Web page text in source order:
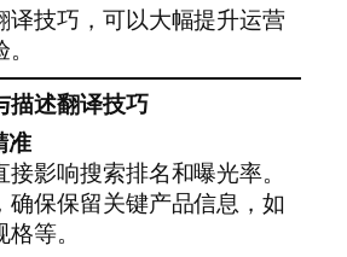
译技巧，可以大幅提升运营
描述翻译技巧
准
影响搜索排名和曝光率。
确保保留关键产品信息，如
等。